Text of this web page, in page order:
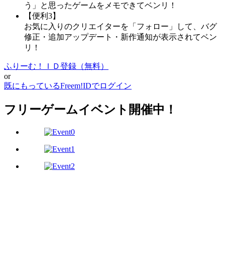
う」と思ったゲームをメモできてベンリ！
【便利3】
お気に入りのクリエイターを「フォロー」して、バグ
修正・追加アップデート・新作通知が表示されてベン
リ！
ふりーむ！ＩＤ登録（無料）
or
既にもっているFreem!IDでログイン
フリーゲームイベント開催中！